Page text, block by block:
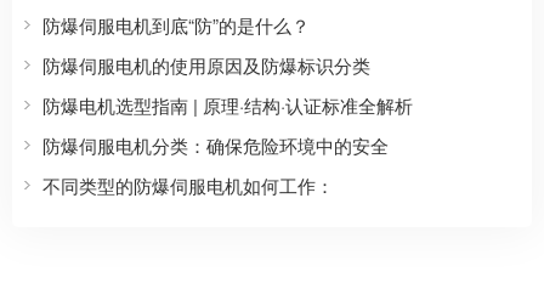
防爆伺服电机到底“防”的是什么？
防爆伺服电机的使用原因及防爆标识分类
防爆电机选型指南 | 原理·结构·认证标准全解析
防爆伺服电机分类：确保危险环境中的安全
不同类型的防爆伺服电机如何工作：